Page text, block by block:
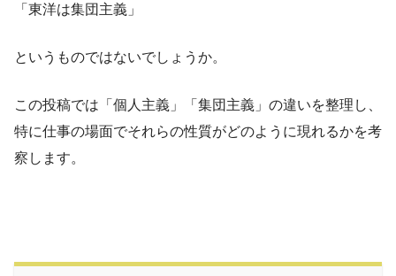
「東洋は集団主義」
というものではないでしょうか。
この投稿では「個人主義」「集団主義」の違いを整理し、
特に仕事の場面でそれらの性質がどのように現れるかを考
察します。